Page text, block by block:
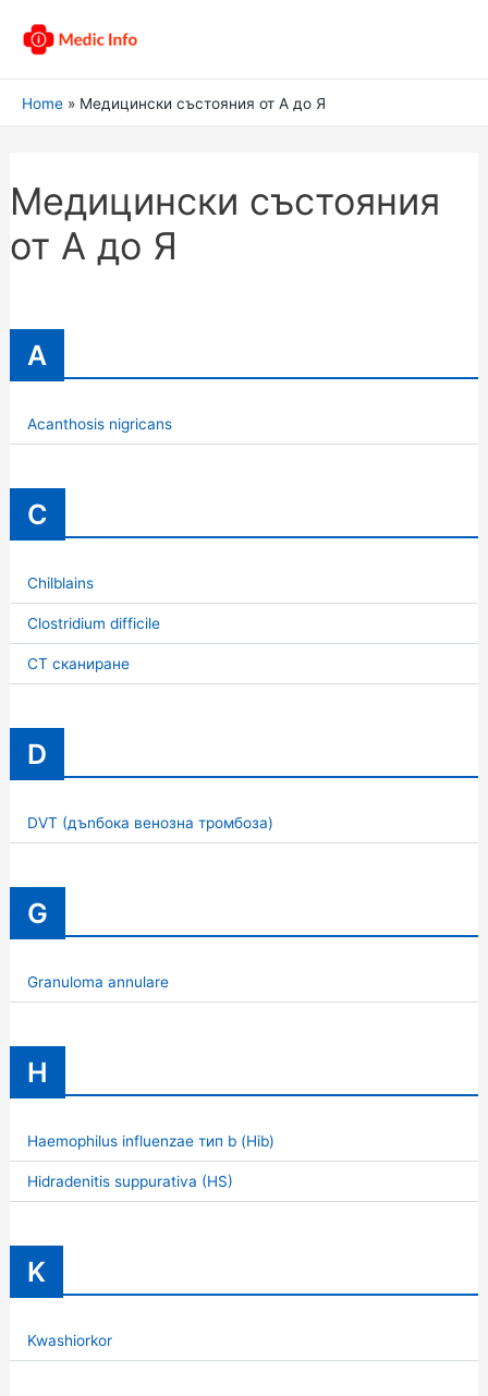
Home Медицински състояния от А до Я
Медицински състояния
от А до Я
A
Acanthosis nigricans
C
Chilblains
Clostridium difficile
CT сканиране
D
DVT (дъnбока венозна тромбоза)
G
Granuloma annulare
H
Haemophilus influenzae тип b (Hib)
Hidradenitis suppurativa (HS)
K
Kwashiorkor